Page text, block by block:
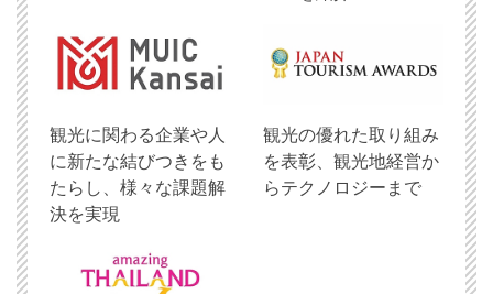
観光に関わる企業や人
に新たな結びつきをも
たらし、様々な課題解
決を実現
観光の優れた取り組み
を表彰、観光地経営か
らテクノロジーまで